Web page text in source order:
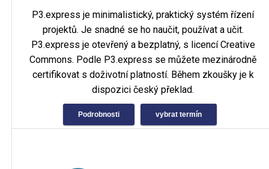
P3.express je minimalistický, praktický systém řízení
projektů. Je snadné se ho naučit, používat a učit.
P3.express je otevřený a bezplatný, s licencí Creative
Commons. Podle P3.express se můžete mezinárodně
certifikovat s doživotní platností. Během zkoušky je k
dispozici český překlad.
Podrobnosti vybrat termín